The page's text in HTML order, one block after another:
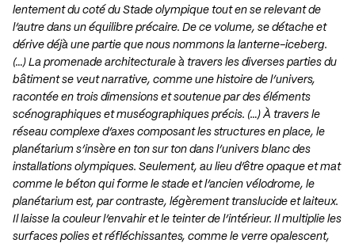
lentement du coté du Stade olympique tout en se relevant de
l’autre dans un équilibre précaire. De ce volume, se détache et
dérive déjà une partie que nous nommons la lanterne-iceberg.
(…) La promenade architecturale à travers les diverses parties du
bâtiment se veut narrative, comme une histoire de l’univers,
racontée en trois dimensions et soutenue par des éléments
scénographiques et muséographiques précis. (…) À travers le
réseau complexe d’axes composant les structures en place, le
planétarium s’insère en ton sur ton dans l’univers blanc des
installations olympiques. Seulement, au lieu d’être opaque et mat
comme le béton qui forme le stade et l’ancien vélodrome, le
planétarium est, par contraste, légèrement translucide et laiteux.
Il laisse la couleur l’envahir et le teinter de l’intérieur. Il multiplie les
surfaces polies et réfléchissantes, comme le verre opalescent,